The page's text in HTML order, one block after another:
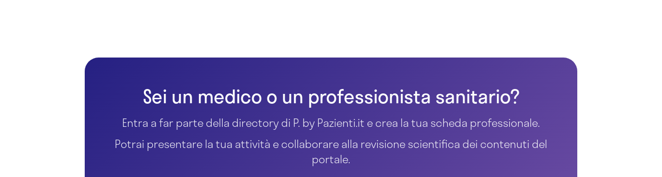
Sei un medico o un professionista sanitario?
Entra a far parte della directory di P. by Pazienti.it e crea la tua scheda professionale.
Potrai presentare la tua attività e collaborare alla revisione scientifica dei contenuti del
portale.